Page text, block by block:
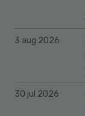
3 aug 2026
30 jul 2026